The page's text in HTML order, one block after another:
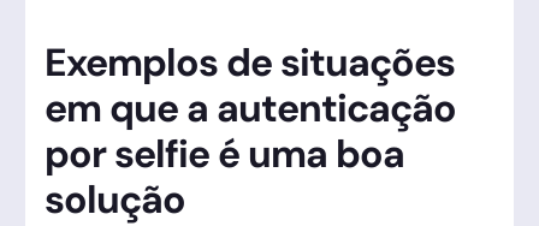
Exemplos de situações
em que a autenticação
por selfie é uma boa
solução